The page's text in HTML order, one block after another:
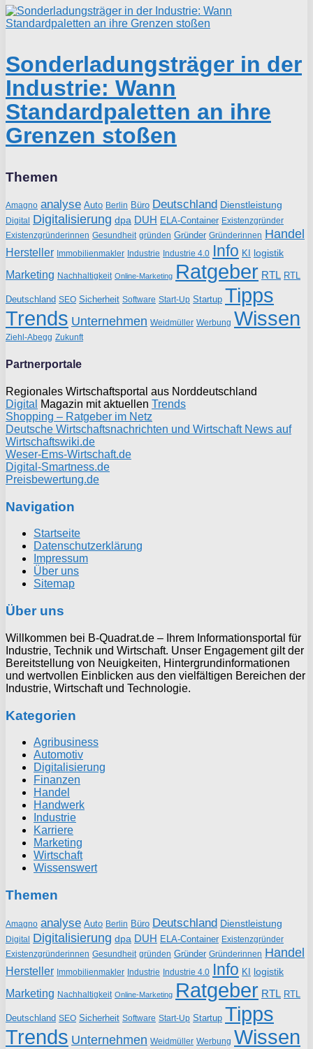
Sonderladungsträger in der
Industrie: Wann
Standardpaletten an ihre
Grenzen stoßen
Themen
Amagno analyse Auto Berlin Büro Deutschland Dienstleistung
Digital Digitalisierung dpa DUH ELA-Container Existenzgründer
Existenzgründerinnen Gesundheit gründen Gründer Gründerinnen Handel
Hersteller Immobilienmakler Industrie Industrie 4.0 Info KI logistik
Marketing Nachhaltigkeit Online-Marketing Ratgeber RTL RTL
Deutschland SEO Sicherheit Software Start-Up Startup Tipps
Trends Unternehmen Weidmüller Werbung Wissen
Ziehl-Abegg Zukunft
Partnerportale
Regionales Wirtschaftsportal aus Norddeutschland
Digital
Magazin mit aktuellen Trends
Shopping – Ratgeber im Netz
Deutsche Wirtschaftsnachrichten und Wirtschaft News auf
Wirtschaftswiki.de
Weser-Ems-Wirtschaft.de
Digital-Smartness.de
Preisbewertung.de
Navigation
Startseite
Datenschutzerklärung
Impressum
Über uns
Sitemap
Über uns
Willkommen bei B-Quadrat.de – Ihrem Informationsportal für
Industrie, Technik und Wirtschaft. Unser Engagement gilt der
Bereitstellung von Neuigkeiten, Hintergrundinformationen
und wertvollen Einblicken aus den vielfältigen Bereichen der
Industrie, Wirtschaft und Technologie.
Kategorien
Agribusiness
Automotiv
Digitalisierung
Finanzen
Handel
Handwerk
Industrie
Karriere
Marketing
Wirtschaft
Wissenswert
Themen
Amagno analyse Auto Berlin Büro Deutschland Dienstleistung
Digital Digitalisierung dpa DUH ELA-Container Existenzgründer
Existenzgründerinnen Gesundheit gründen Gründer Gründerinnen Handel
Hersteller Immobilienmakler Industrie Industrie 4.0 Info KI logistik
Marketing Nachhaltigkeit Online-Marketing Ratgeber RTL RTL
Deutschland SEO Sicherheit Software Start-Up Startup Tipps
Trends Unternehmen Weidmüller Werbung Wissen